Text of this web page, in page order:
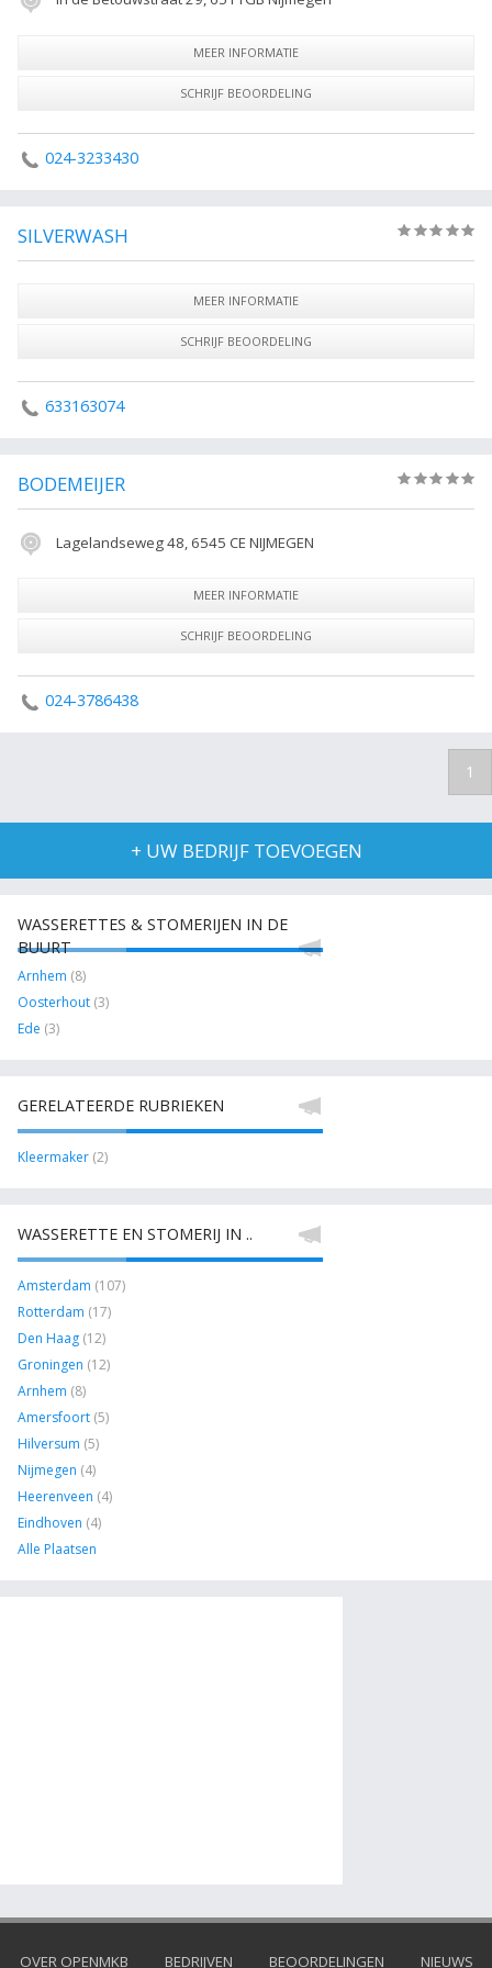
MEER INFORMATIE
SCHRIJF BEOORDELING
024-3233430
SILVERWASH
MEER INFORMATIE
SCHRIJF BEOORDELING
633163074
BODEMEIJER
Lagelandseweg 48, 6545 CE NIJMEGEN
MEER INFORMATIE
SCHRIJF BEOORDELING
024-3786438
1
+ UW BEDRIJF TOEVOEGEN
WASSERETTES & STOMERIJEN IN DE
BUURT
Arnhem (8)
Oosterhout (3)
Ede (3)
GERELATEERDE RUBRIEKEN
Kleermaker (2)
WASSERETTE EN STOMERIJ IN ..
Amsterdam (107)
Rotterdam (17)
Den Haag (12)
Groningen (12)
Arnhem (8)
Amersfoort (5)
Hilversum (5)
Nijmegen (4)
Heerenveen (4)
Eindhoven (4)
Alle Plaatsen
OVER OPENMKB BEDRIJVEN BEOORDELINGEN NIEUWS